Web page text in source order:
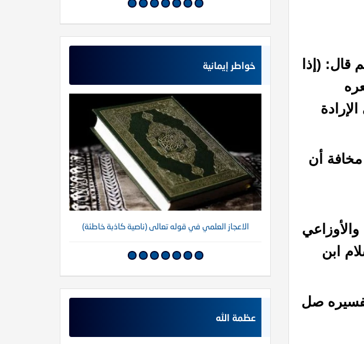
قال: (إذا
أن
ابن
، فقد قيل في تفسيره صل
خواطر إيمانية
في الله الاعجاز العلمي في قوله تعالى (ناصية كاذبة خاطئة)
عظمة الله